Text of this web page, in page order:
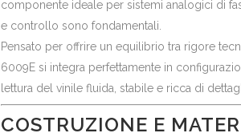
componente ideale per sistemi analogici di
e controllo sono fondamentali.
Pensato per offrire un equilibrio tra rigore
6009E si integra perfettamente in
lettura del vinile fluida, stabile e ricca di
COSTRUZIONE E